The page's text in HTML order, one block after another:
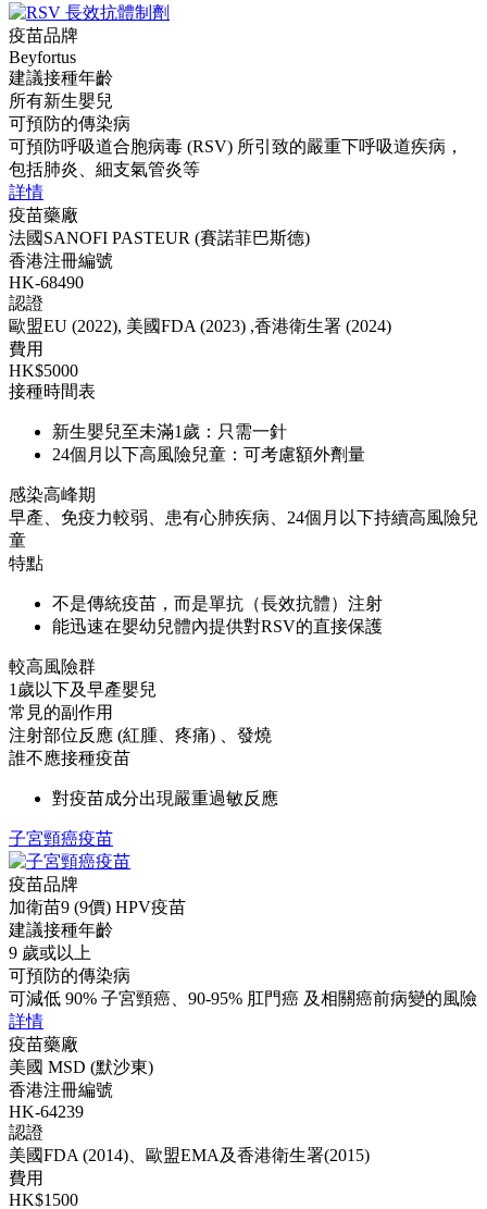
疫苗品牌
Beyfortus
建議接種年齡
所有新生嬰兒
可預防的傳染病
可預防呼吸道合胞病毒 (RSV) 所引致的嚴重下呼吸道疾病，
包括肺炎、細支氣管炎等
詳情
疫苗藥廠
法國SANOFI PASTEUR (賽諾菲巴斯德)
香港注冊編號
HK-68490
認證
歐盟EU (2022), 美國FDA (2023) ,香港衛生署 (2024)
費用
HK$5000
接種時間表
新生嬰兒至未滿1歲：只需一針
24個月以下高風險兒童：可考慮額外劑量
感染高峰期
早產、免疫力較弱、患有心肺疾病、24個月以下持續高風險兒
童
特點
不是傳統疫苗，而是單抗（長效抗體）注射
能迅速在嬰幼兒體內提供對RSV的直接保護
較高風險群
1歲以下及早產嬰兒
常見的副作用
注射部位反應 (紅腫、疼痛) 、發燒
誰不應接種疫苗
對疫苗成分出現嚴重過敏反應
子宮頸癌疫苗
疫苗品牌
加衛苗9 (9價) HPV疫苗
建議接種年齡
9 歲或以上
可預防的傳染病
可減低 90% 子宮頸癌、90-95% 肛門癌 及相關癌前病變的風險
詳情
疫苗藥廠
美國 MSD (默沙東)
香港注冊編號
HK-64239
認證
美國FDA (2014)、歐盟EMA及香港衛生署(2015)
費用
HK$1500